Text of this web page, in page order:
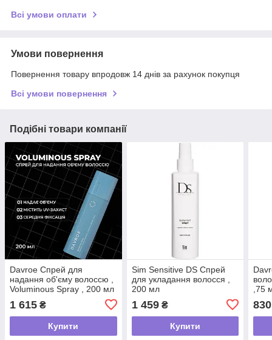
Всі умови оплати
Умови повернення
Повернення товару впродовж 14 днів за рахунок покупця
Всі умови повернення
Подібні товари компанії
Davroe Спрей для
надання об'єму волоссю ,
Voluminous Spray , 200 мл
1 615 ₴
Купити
Sim Sensitive DS Спрей
для укладання волосся ,
200 мл
1 459₴
Купити
,75
830